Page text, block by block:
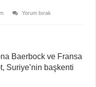
Yorum bırak
Baerbock ve Fransa
Suriye’nin başkenti